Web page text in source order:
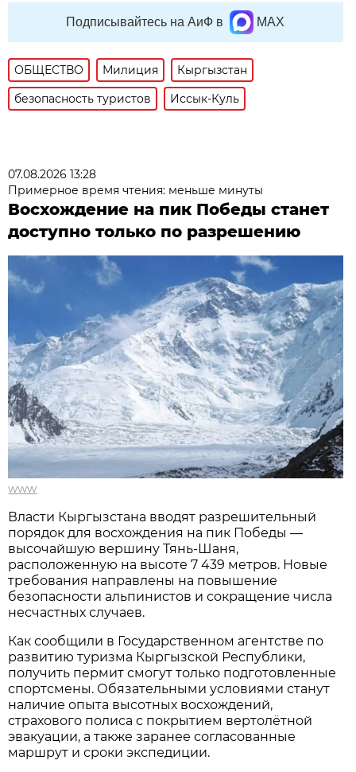
Подписывайтесь на АиФ в MAX
ОБЩЕСТВО Милиция
Кыргызстан
безопасность туристов
Иссык-Куль
07.08.2026 13:28
Примерное время чтения: меньше минуты
Восхождение на пик Победы станет
доступно только по разрешению
www
Власти Кыргызстана вводят разрешительный
порядок для восхождения на пик Победы —
высочайшую вершину Тянь-Шаня,
расположенную на высоте 7 439 метров. Новые
требования направлены на повышение
безопасности альпинистов и сокращение числа
несчастных случаев.
Как сообщили в Государственном агентстве по
развитию туризма Кыргызской Республики,
получить пермит смогут только подготовленные
спортсмены. Обязательными условиями станут
наличие опыта высотных восхождений,
страхового полиса с покрытием вертолётной
эвакуации, а также заранее согласованные
маршрут и сроки экспедиции.